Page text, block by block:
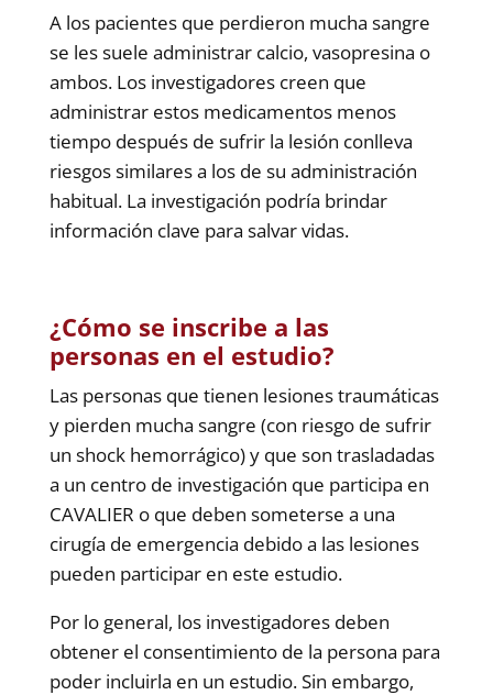
A los pacientes que perdieron mucha sangre
se les suele administrar calcio, vasopresina o
ambos. Los investigadores creen que
administrar estos medicamentos menos
tiempo después de sufrir la lesión conlleva
riesgos similares a los de su administración
habitual. La investigación podría brindar
información clave para salvar vidas.
¿Cómo se inscribe a las
personas en el estudio?
Las personas que tienen lesiones traumáticas
y pierden mucha sangre (con riesgo de sufrir
un shock hemorrágico) y que son trasladadas
a un centro de investigación que participa en
CAVALIER o que deben someterse a una
cirugía de emergencia debido a las lesiones
pueden participar en este estudio.
Por lo general, los investigadores deben
obtener el consentimiento de la persona para
poder incluirla en un estudio. Sin embargo,